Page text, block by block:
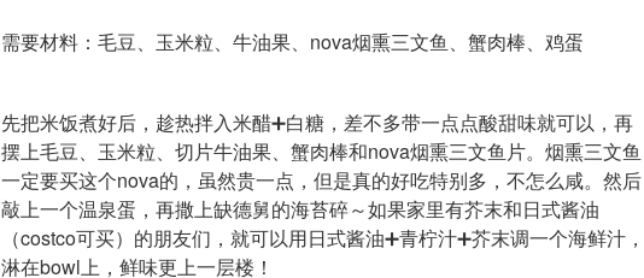
需要材料：毛豆、玉米粒、牛油果、nova烟熏三文鱼、蟹肉棒、鸡蛋
先把米饭煮好后，趁热拌入米醋➕白糖，差不多带一点点酸甜味就可以，再
摆上毛豆、玉米粒、切片牛油果、蟹肉棒和nova烟熏三文鱼片。烟熏三文鱼
一定要买这个nova的，虽然贵一点，但是真的好吃特别多，不怎么咸。然后
敲上一个温泉蛋，再撒上缺德舅的海苔碎～如果家里有芥末和日式酱油
（costco可买）的朋友们，就可以用日式酱油➕青柠汁➕芥末调一个海鲜汁，
淋在bowl上，鲜味更上一层楼！